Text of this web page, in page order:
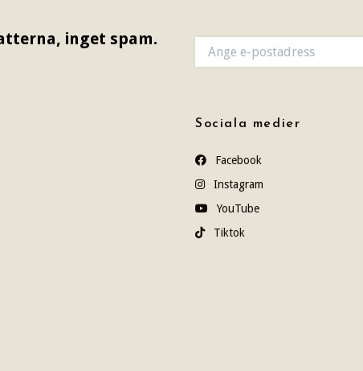
inget spam.
Sociala medier
Facebook
Instagram
YouTube
Tiktok